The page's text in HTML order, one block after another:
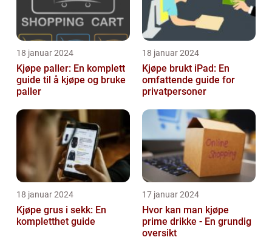
18 januar 2024
Kjøpe paller: En komplett
guide til å kjøpe og bruke
paller
18 januar 2024
Kjøpe brukt iPad: En
omfattende guide for
privatpersoner
18 januar 2024
Kjøpe grus i sekk: En
kompletthet guide
17 januar 2024
Hvor kan man kjøpe
prime drikke - En grundig
oversikt